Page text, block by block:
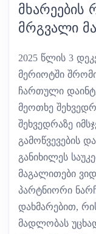
ᲛᲮᲐᲠᲔᲔᲑᲘᲡ
ᲛᲠᲒᲕᲐᲚᲘ
2025 წლის 3
მერიოტში
ჩართული
მეოთხე
შეხვედრაზე
გამოწვევების
განიხილეს
მაგალითები
პარტნიორი
დახმარებით,
მადლობას